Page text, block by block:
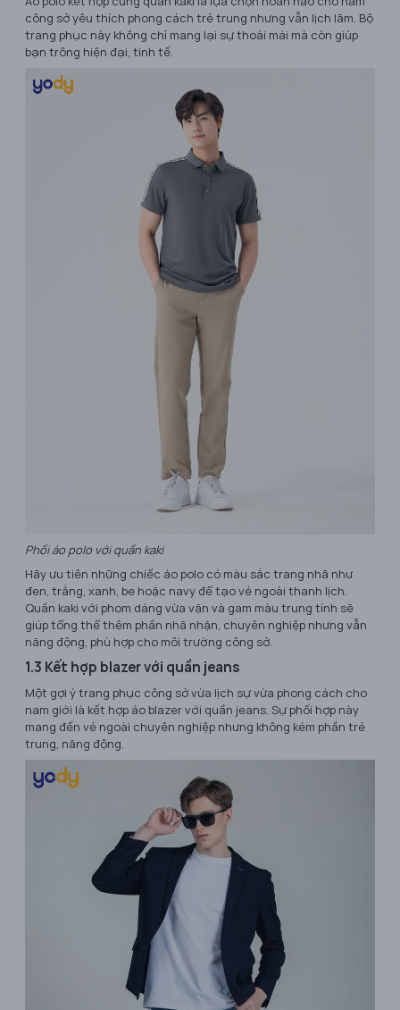
công sở yêu thích phong cách trẻ trung nhưng vẫn lịch lãm. Bộ
trang phục này không chỉ mang lại sự thoải mái mà còn giúp
bạn trông hiện đại, tinh tế.
Phối áo polo với quần kaki
Hãy ưu tiên những chiếc áo polo có màu sắc trang nhã như
đen, trắng, xanh, be hoặc navy để tạo vẻ ngoài thanh lịch.
Quần kaki với phom dáng vừa vặn và gam màu trung tính sẽ
giúp tổng thể thêm phần nhã nhặn, chuyên nghiệp nhưng vẫn
năng động, phù hợp cho môi trường công sở.
1.3 Kết hợp blazer với quần jeans
Một gợi ý trang phục công sở vừa lịch sự vừa phong cách cho
nam giới là kết hợp áo blazer với quần jeans. Sự phối hợp này
mang đến vẻ ngoài chuyên nghiệp nhưng không kém phần trẻ
trung, năng động.